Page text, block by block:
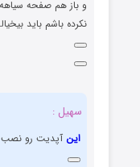
و باز هم صفحه
نکرده باشم باید
سهیل :
این آپدیت رو نصب